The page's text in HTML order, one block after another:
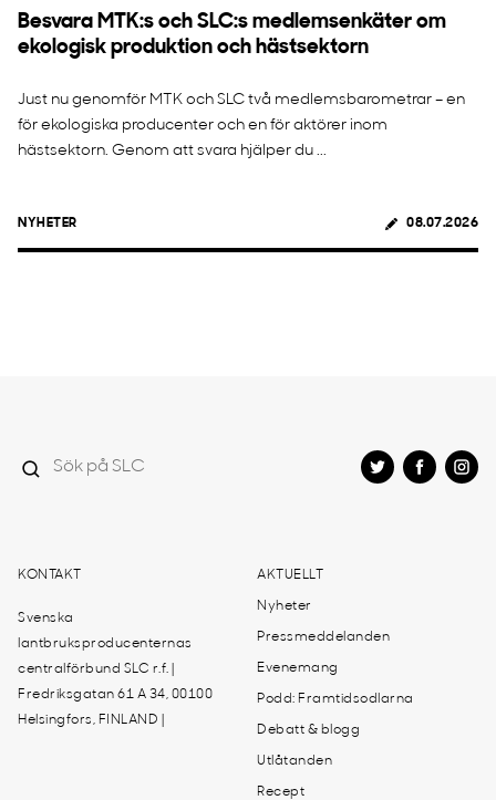
Besvara MTK:s och SLC:s medlemsenkäter om
ekologisk produktion och hästsektorn
Just nu genomför MTK och SLC två medlemsbarometrar – en
för ekologiska producenter och en för aktörer inom
hästsektorn. Genom att svara hjälper du ...
NYHETER 08.07.2026
KONTAKT
Svenska
lantbruksproducenternas
centralförbund SLC r.f. |
Fredriksgatan 61 A 34, 00100
Helsingfors, FINLAND |
AKTUELLT
Nyheter
Pressmeddelanden
Evenemang
Podd: Framtidsodlarna
Debatt & blogg
Utlåtanden
Recept